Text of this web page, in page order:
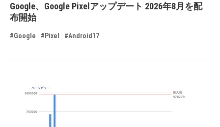
Google、Google Pixelアップデート 2026年8月を配
布開始
#Google #Pixel #Android17